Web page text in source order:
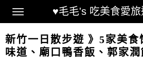
♥毛毛's 吃美食愛
Main Menu
新竹一日散步遊 》5家美食
味道、廟口鴨香飯、郭家潤